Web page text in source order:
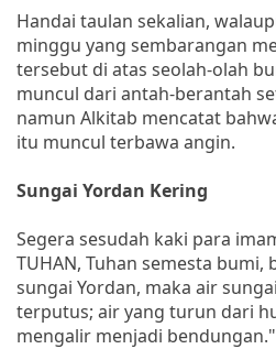
Handai taulan sekalian,
minggu yang sembarangan
tersebut di atas seolah-olah
muncul dari antah-berantah
namun Alkitab mencatat
itu muncul terbawa angin.
Sungai Yordan Kering
Segera sesudah kaki para
TUHAN, Tuhan semesta
sungai Yordan, maka air
terputus; air yang turun dari
mengalir menjadi bendungan."